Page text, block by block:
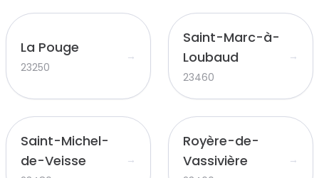
La Pouge
23250
→
Saint-Marc-à-
Loubaud
23460
→
Saint-Michel-
de-Veisse
→
Royère-de-
Vassivière
→